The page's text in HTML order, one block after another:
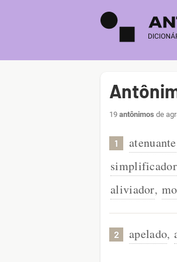
19 antônimos de
1 atenuante
simplificador
aliviador,
2 apelado,